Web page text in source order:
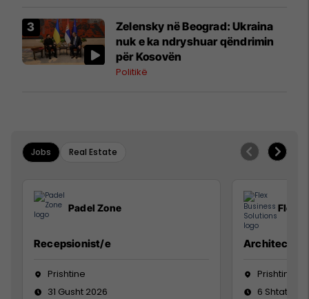
Zelensky në Beograd: Ukraina
nuk e ka ndryshuar qëndrimin
për Kosovën
Politikë
Jobs Real Estate
Padel Zone
Recepsionist/e
Prishtine
31 Gusht 2026
Flex
Architect
Prishtinë
6 Shtator